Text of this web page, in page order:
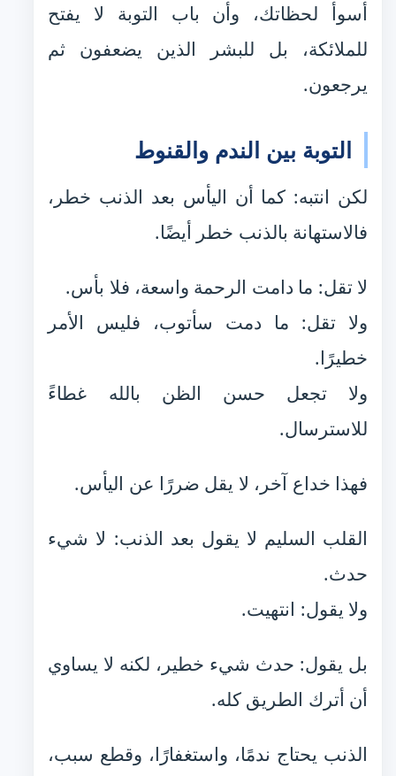
أسوأ لحظاتك، وأن باب التوبة لا يفتح
للملائكة، بل للبشر الذين يضعفون ثم
يرجعون.
التوبة بين الندم والقنوط
لكن انتبه: كما أن اليأس بعد الذنب خطر،
فالاستهانة بالذنب خطر أيضًا.
لا تقل: ما دامت الرحمة واسعة، فلا بأس.
ولا تقل: ما دمت سأتوب، فليس الأمر
خطيرًا.
ولا تجعل حسن الظن بالله غطاءً
للاسترسال.
فهذا خداع آخر، لا يقل ضررًا عن اليأس.
القلب السليم لا يقول بعد الذنب: لا شيء
حدث.
ولا يقول: انتهيت.
بل يقول: حدث شيء خطير، لكنه لا يساوي
أن أترك الطريق كله.
الذنب يحتاج ندمًا، واستغفارًا، وقطع سبب،